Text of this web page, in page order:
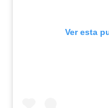
Ver esta